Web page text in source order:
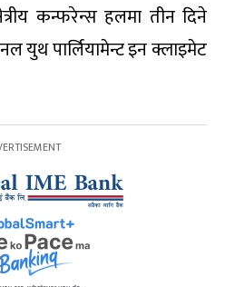
कन्फरेन्स हलमा तीन दिने
युथ पार्लियामेन्ट इन क्लाइमेट